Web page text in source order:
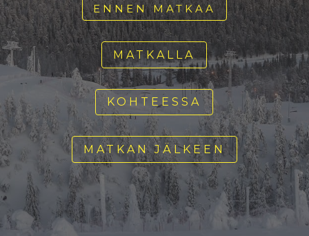
ENNEN MATKAA
MATKALLA
KOHTEESSA
MATKAN JÄLKEEN